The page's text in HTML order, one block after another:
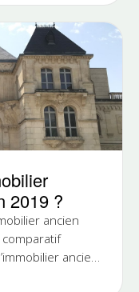
2019 ?
ancien
ancien